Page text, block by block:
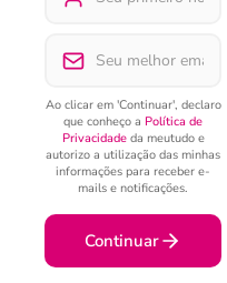
Ao clicar em 'Continuar', declaro
que conheço a Política de
Privacidadeda meutudo e
autorizo a utilização das minhas
informações para receber e-
mails e notificações.
Continuar